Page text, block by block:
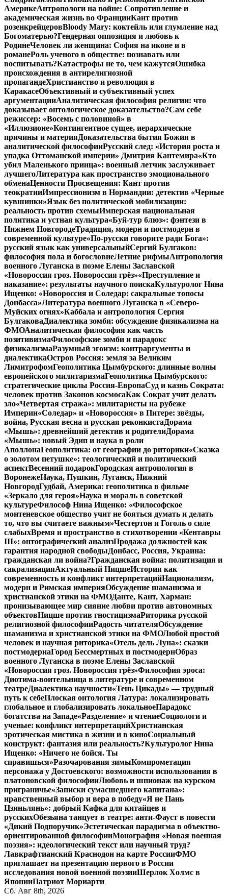
АмерикеАнтропологи на войне: Сопротивление и
академическая жизнь во ФранцииКант против
розенкрейцеровBloody Mary: коктейль или глумление над
Богоматерью?Гендерная оппозиция и любовь к
РодинеЧеловек ли женщина: София на иконе и в
романеРоль ученого в обществе: познавать или
воспитывать?Катастрофы не то, чем кажутсяОшибка
происхождения в антирелигиозной
пропагандеХристианство и революция в
КаракасеОбъективный и субъективный успех
аргументацииАналитическая философия религии: что
доказывает онтологическое доказательство?Сам себе
режиссер: «Восемь с половиной» в
«Иллюзионе»Контингентное сущее, иерархические
причины и материяДоказательства бытия Божия в
аналитической философииРусский след: «История роста и
упадка Оттоманской империи» Дмитрия Кантемира«Кто
убил Маленького принца»: военный летчик заслуживает
лучшегоЛитература как пространство эмоционального
обменаЦенности Просвещения: Кант против
теократииИмпрессионизм в Нормандии: детектив «Черные
кувшинки»Язык без политической мобилизации:
реальность против схемыИмперская национальная
политика и устная культура«Буй-тур блюз»: фэнтези в
Нижнем НовгородеТрадиция, модерн и постмодерн в
современной культуре«По-русски говорите ради Бога»:
русский язык как универсальныйСергий Булгаков:
философия пола и богословиеЛетние рифмыАнтропология
военного Луганска в поэме Елены Заславской
«Новороссия гроз. Новороссия грёз»«Преступление и
наказание»: результаты научного поискаКультуролог Нина
Ищенко: «Новороссия и Соледар: сакральные топосы
Донбасса»Литература военного Луганска в «Северо-
Муйских огнях»Каббала и антропология Сергия
БулгаковаДиалектика зомби: обсуждение физикализма на
ФМОАналитическая философия как часть
позитивизмаФилософские зомби и парадокс
физикализмаРазумный эгоизм: контраргументы и
диалектикаОстров Россия: земля за Великим
ЛимитрофомГеополитика Цымбурского: длинные волны
европейского милитаризмаГеополитика Цымбурского:
стратегические циклы Россия-ЕвропаСуд и казнь Сократа:
человек против Законов космосаКак Сократ учит делать
зло«Четвертая стража»: милитаристы на рубеже
Империи«Соледар» и «Новороссия» в Питере: звёзды,
война, Русская весна и русская реконкистаДорама
«Мышь»: древнейший детектив и родителиДорама
«Мышь»: новый Эдип и наука в роли
АполлонаГеополитика: от географии до риторики«Сказка
о золотом петушке»: теологический и политический
аспектВесенний подарокГородская антропология в
ВоронежеНаука, Пушкин, Луганск, Нижний
НовгородГудбай, Америка: геополитика в фильме
«Зеркало для героя»Наука и мораль в советской
культуреФилософ Нина Ищенко: «Философское
монтеневское общество учит не бояться думать и делать
то, что вы считаете важным»Честертон и Гоголь о силе
слабыхВремя и пространство в стихотворении «Кентавры
III»: онтографический анализПродажа должностей как
гарантия народной свободыДонбасс, Россия, Украина:
гражданская ли война?Гражданская война: политизация и
сакрализацияАктуальный НицшеИстория как
современность и конфликт интерпретацийНационализм,
модерн и Римская империяОбсуждение шаманизма и
христианской этики на ФМОДанте, Кант, Харман:
пронизывающее мир сияние любви против автономных
объектовНицше против гностицизмаРиторика русской
религиозной философииРадость читателяОбсуждение
шаманизма и христианской этики на ФМОЛюбой простой
человек и научная риторика«Отель дель Луна»: сказки
постмодернаГород Бессмертных и постмодернОбраз
военного Луганска в поэме Елены Заславской
«Новороссия гроз. Новороссия грёз»Философия эроса:
Диотима-воительница в литературе и современном
театреДиалектика научности«Тень Цикады» — трудный
путь к себеПлоская онтология Латура: локализировать
глобальное и глобализировать локальноеПарадокс
богатства на Западе«Разделение» и чтениеСоциологи и
ученые: конфликт интерпретацийХристианская
эротическая мистика в жизни и в киноСоциальный
конструкт: фантазия или реальность?Культуролог Нина
Ищенко: «Ничего не бойся. Ты
справишься»Разочарования зимыКомпрометация
персонажа у Достоевского: возможности использования в
платоновской философииЛюбовь и шпионаж на курском
приграничье«Записки сумасшедшего капитана»:
нравственный выбор и вера в победу«Я не Пань
Цзиньлянь»: добрый Кафка для китайцев и
русскихОбезьяна танцует в театре: анти-Фауст в повести
«Дикий Подпоручик»Эстетическая парадигма в объектно-
ориентированной философииМонография «Новая военная
поэзия»: идеологический текст или научный труд?
Лавкрафтианский Краснодон на карте РоссииФМО
приглашает на презентацию первого в России
исследования новой военной поэзииШерлок Холмс в
ЯпонииПатриот Мориарти
Сб. Авг 8th, 2026